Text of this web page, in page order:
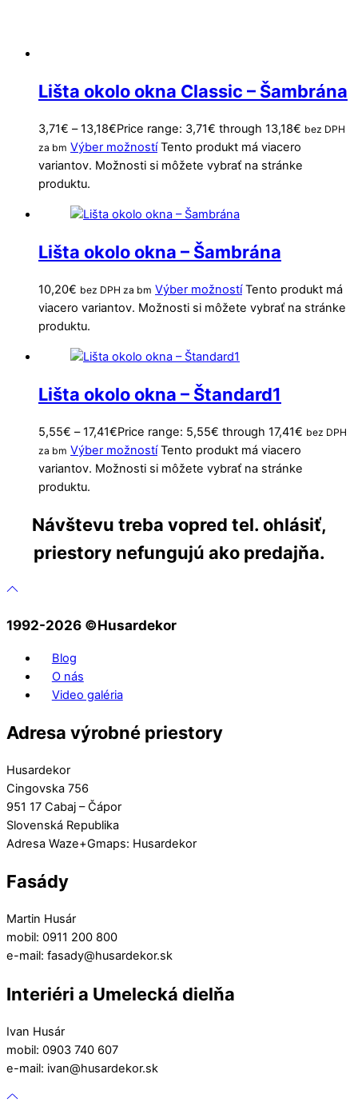
Lišta okolo okna Classic – Šambrána
3,71€ – 13,18€Price range: 3,71€ through 13,18€ bez DPH
za bm Výber možností Tento produkt má viacero
variantov. Možnosti si môžete vybrať na stránke
produktu.
Lišta okolo okna – Šambrána
10,20€ bez DPH za bm Výber možností Tento produkt má
viacero variantov. Možnosti si môžete vybrať na stránke
produktu.
Lišta okolo okna – Štandard1
5,55€ – 17,41€Price range: 5,55€ through 17,41€ bez DPH
za bm Výber možností Tento produkt má viacero
variantov. Možnosti si môžete vybrať na stránke
produktu.
Návštevu treba vopred tel. ohlásiť,
priestory nefungujú ako predajňa.
1992-2026 ©️Husardekor
Blog
O nás
Video galéria
Adresa výrobné priestory
Husardekor
Cingovska 756
951 17 Cabaj – Čápor
Slovenská Republika
Adresa Waze+Gmaps: Husardekor
Fasády
Martin Husár
mobil: 0911 200 800
e-mail: fasady@husardekor.sk
Interiéri a Umelecká dielňa
Ivan Husár
mobil: 0903 740 607
e-mail: ivan@husardekor.sk